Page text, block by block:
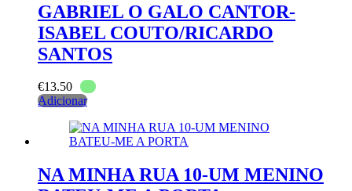
GABRIEL O GALO CANTOR-
ISABEL COUTO/RICARDO
SANTOS
€13.50
Adicionar
NA MINHA RUA 10-UM MENINO